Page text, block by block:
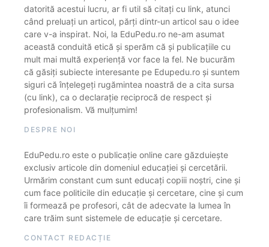
datorită acestui lucru, ar fi util să citați cu link, atunci
când preluați un articol, părți dintr-un articol sau o idee
care v-a inspirat. Noi, la EduPedu.ro ne-am asumat
această conduită etică și sperăm că și publicațiile cu
mult mai multă experiență vor face la fel. Ne bucurăm
că găsiți subiecte interesante pe Edupedu.ro și suntem
siguri că înțelegeți rugămintea noastră de a cita sursa
(cu link), ca o declarație reciprocă de respect și
profesionalism. Vă mulțumim!
DESPRE NOI
EduPedu.ro este o publicație online care găzduiește
exclusiv articole din domeniul educației și cercetării.
Urmărim constant cum sunt educați copiii noștri, cine și
cum face politicile din educație și cercetare, cine și cum
îi formează pe profesori, cât de adecvate la lumea în
care trăim sunt sistemele de educație și cercetare.
CONTACT REDACȚIE